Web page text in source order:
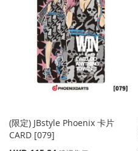
收
藏
夾
比
較
(限定) JBstyle Phoenix 卡片
CARD [079]